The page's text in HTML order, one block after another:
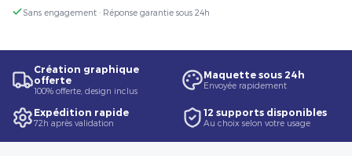
Sans engagement · Réponse garantie sous 24h
Création graphique
offerte
100% offerte, design inclus
Maquette sous 24h
Envoyée rapidement
Expédition rapide
72h après validation
12 supports disponibles
Au choix selon votre usage